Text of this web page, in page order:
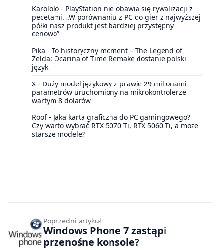
Karololo - PlayStation nie obawia się rywalizacji z
pecetami. „W porównaniu z PC do gier z najwyższej
półki nasz produkt jest bardziej przystępny
cenowo”
Pika - To historyczny moment – The Legend of
Zelda: Ocarina of Time Remake dostanie polski
język
X - Duży model językowy z prawie 29 milionami
parametrów uruchomiony na mikrokontrolerze
wartym 8 dolarów
Roof- Jaka karta graficzna do PC gamingowego?
Czy warto wybrać RTX 5070 Ti, RTX 5060 Ti, a może
starsze modele?
Poprzedni artykuł
Windows Phone 7 zastąpi
przenośne konsole?